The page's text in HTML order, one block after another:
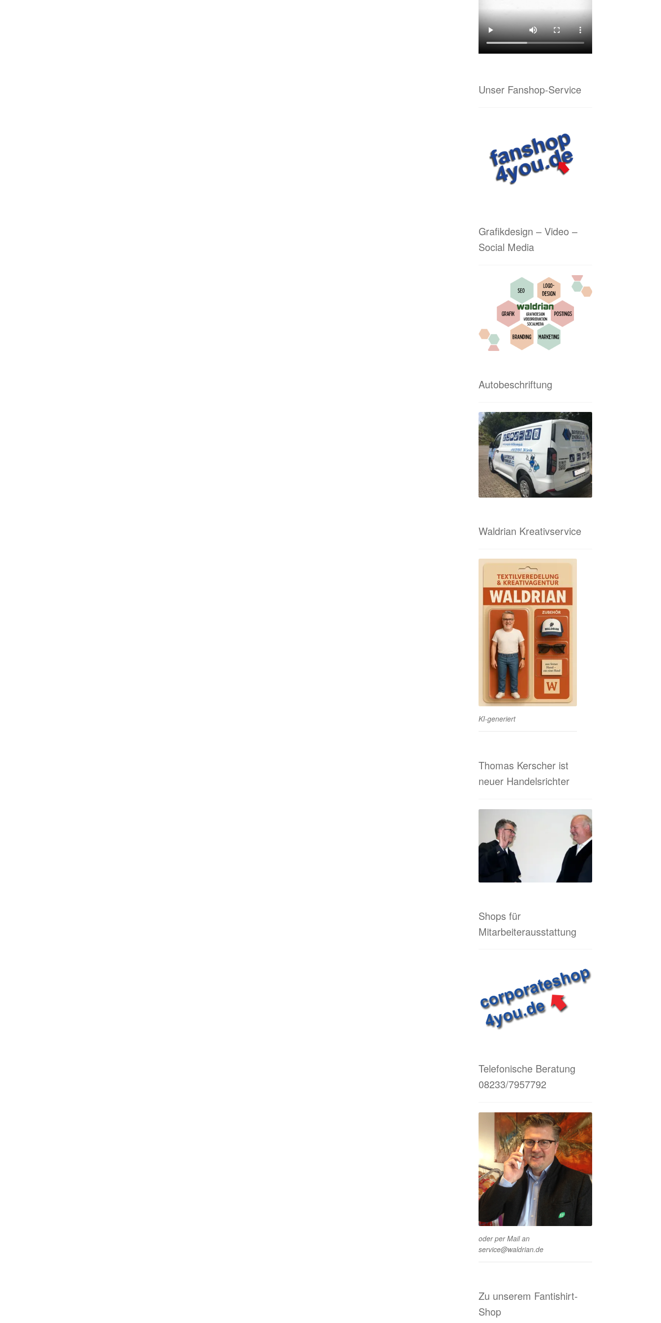
Unser Fanshop-Service
Grafikdesign – Video –
Social Media
Autobeschriftung
Waldrian Kreativservice
KI-generiert
Thomas Kerscher ist
neuer Handelsrichter
Shops für
Mitarbeiterausstattung
Telefonische Beratung
08233/7957792
oder per Mail an
service@waldrian.de
Zu unserem Fantishirt-
Shop